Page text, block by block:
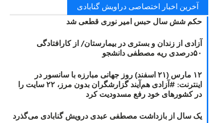
آخرین اخبار اختصاصی دراویش گنابادی
حکم شش سال حبس امیر نوری قطعی شد
آزادی از زندان و بستری در بیمارستان/ از کارافتادگی
۵۰درصدی ریه مصطفی دانشجو
۱۲ مارس (۲۱ اسفند) روز جهانی مبارزه با سانسور در
اینترنت: #آزادی هم‌آیند گزارشگران‌ بدون مرز، ۲۲ سایت را
در کشورهای خود رفع مسدودیت کرد
یک سال از بازداشت مصطفی عبدی درویش گنابادی می‌گذرد